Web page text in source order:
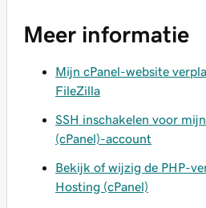
Meer informatie
Mijn cPanel-website
FileZilla
SSH inschakelen voor
(cPanel)-account
Bekijk of wijzig de PHP-
Hosting (cPanel)